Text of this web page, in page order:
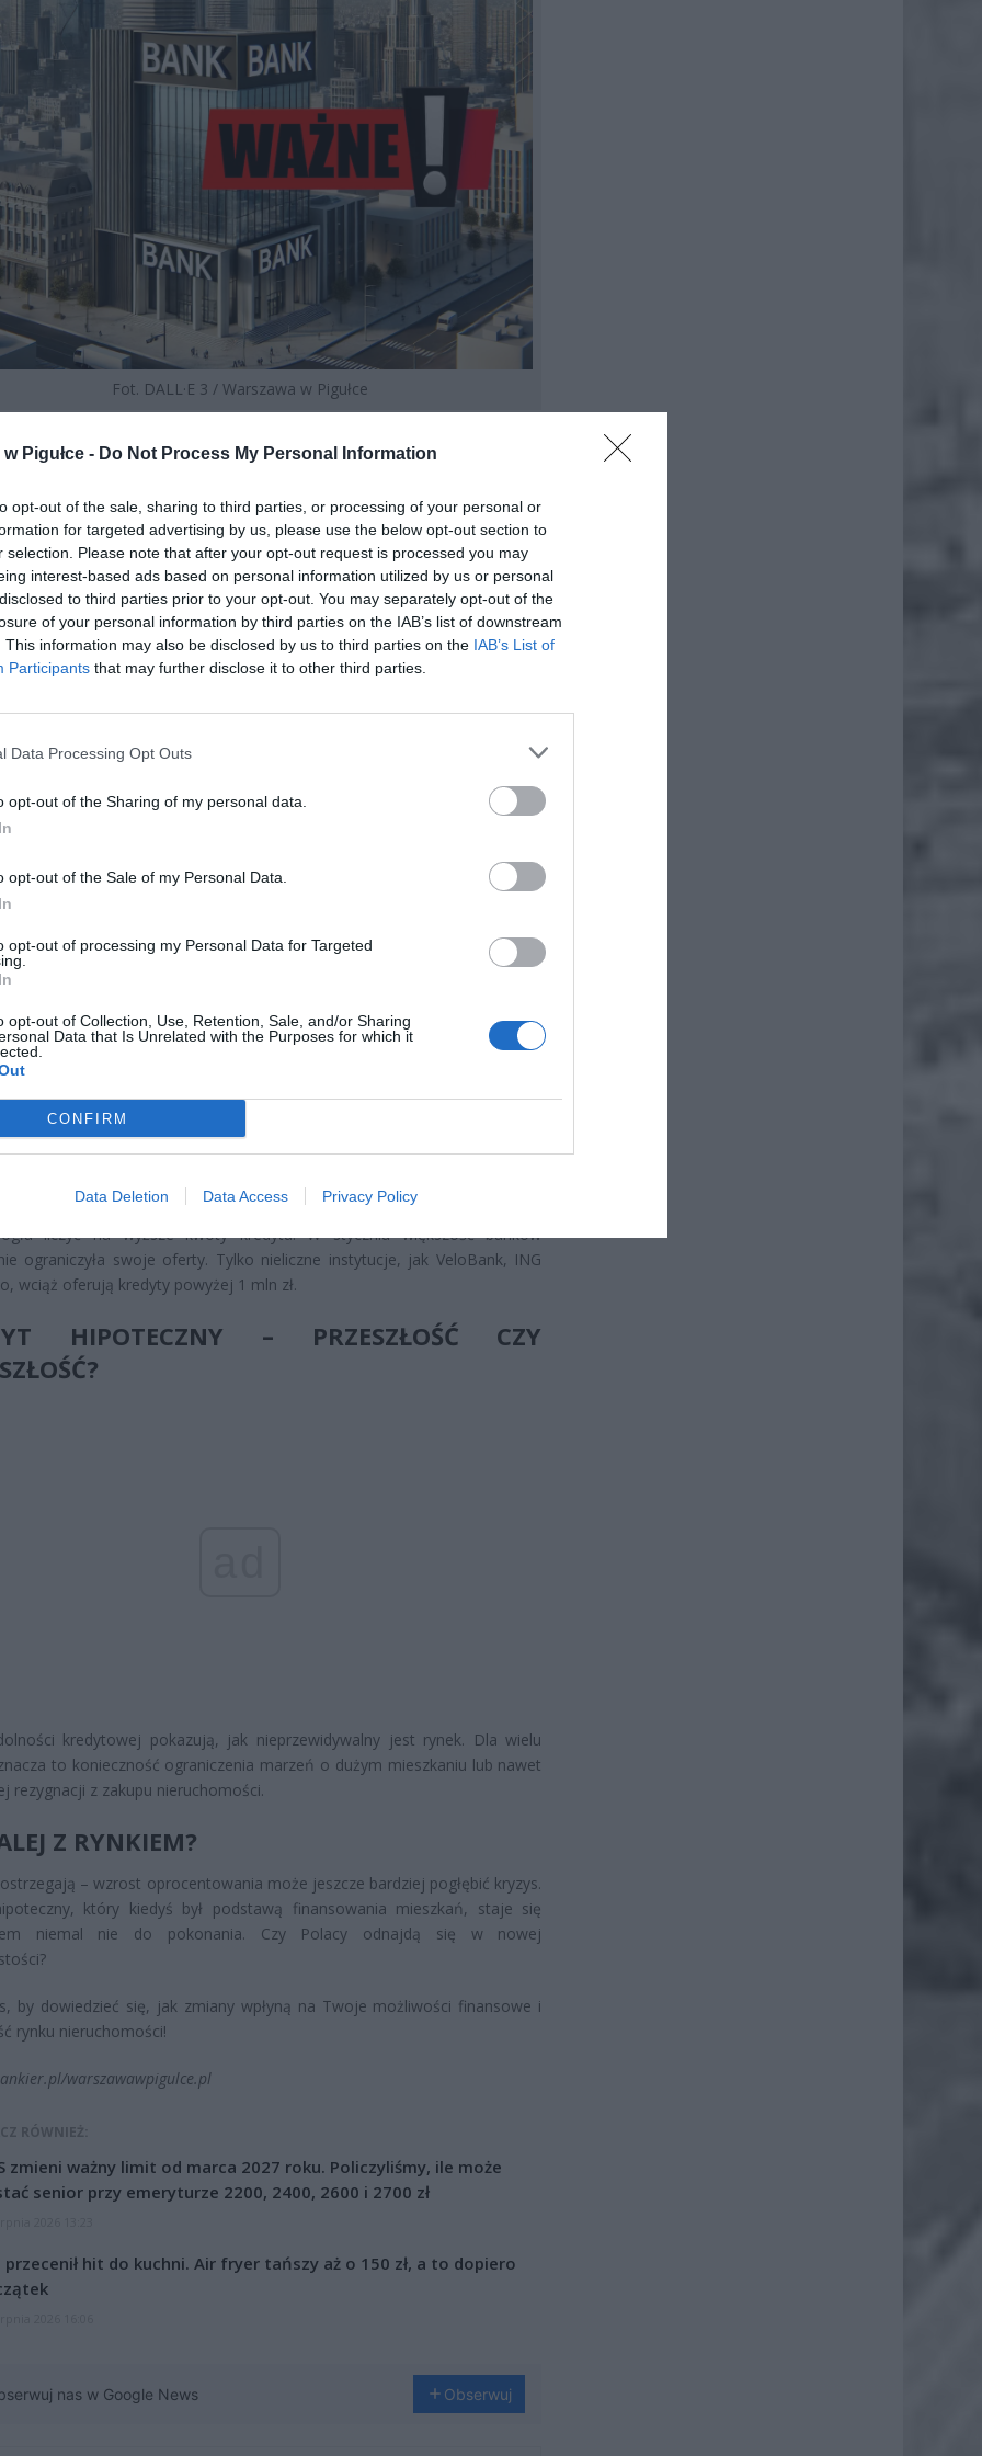
Pigułce - Do Not Process My Personal Information
opt-out of the sale, sharing to third parties, or processing of your personal or
for targeted advertising by us, please use the below opt-out section to
selection. Please note that after your opt-out request is processed you may
interest-based ads based on personal information utilized by us or personal
to third parties prior to your opt-out. You may separately opt-out of the
of your personal information by third parties on the IAB’s list of downstream
This information may also be disclosed by us to third parties on the IAB’s List of
Participants that may further disclose it to other third parties.
Data Processing Opt Outs
opt-out of the Sharing of my personal data.
opt-out of the Sale of my Personal Data.
opt-out of processing my Personal Data for Targeted
opt-out of Collection, Use, Retention, Sale, and/or Sharing
Data that Is Unrelated with the Purposes for which it
CONFIRM
Data Deletion Data Access Privacy Policy
Fot. DALL·E 3 / Warszawa w Pigułce
procentowe pozostają bez zmian. Efekt? Zdolność kredytowa spada,
ad
3600 zł miesięcznie zamiast 800+. Nowa propozycja dla
dzieci do 3. roku życia
podniesie próg 500 plus dla seniorów. Policzyliśmy, ile może
wypłata przy emeryturze od 2200 do 2700 zł
2026 19:14
rodzina z Warszawy, zarabiająca 15 tys. zł miesięcznie, jeszcze miesiąc
liczyć na wyższe kwoty kredytu. W styczniu większość banków
ograniczyła swoje oferty. Tylko nieliczne instytucje, jak VeloBank, ING
wciąż oferują kredyty powyżej 1 mln zł.
HIPOTECZNY – PRZESZŁOŚĆ CZY
kredytowej pokazują, jak nieprzewidywalny jest rynek. Dla wielu
to konieczność ograniczenia marzeń o dużym mieszkaniu lub nawet
rezygnacji z zakupu nieruchomości.
Z RYNKIEM?
ostrzegają – wzrost oprocentowania może jeszcze bardziej pogłębić kryzys.
który kiedyś był podstawą finansowania mieszkań, staje się
niemal nie do pokonania. Czy Polacy odnajdą się w nowej
by dowiedzieć się, jak zmiany wpłyną na Twoje możliwości finansowe i
rynku nieruchomości!
warszawawpigulce.pl
RÓWNIEŻ:
zmieni ważny limit od marca 2027 roku. Policzyliśmy, ile może
senior przy emeryturze 2200, 2400, 2600 i 2700 zł
przecenił hit do kuchni. Air fryer tańszy aż o 150 zł, a to dopiero
nas w Google News Obserwuj